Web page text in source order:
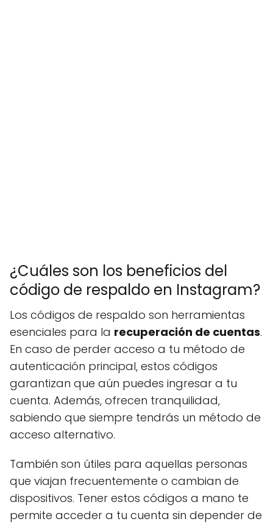
¿Cuáles son los beneficios del
código de respaldo en Instagram?
Los códigos de respaldo son herramientas
esenciales para la recuperación de cuentas.
En caso de perder acceso a tu método de
autenticación principal, estos códigos
garantizan que aún puedes ingresar a tu
cuenta. Además, ofrecen tranquilidad,
sabiendo que siempre tendrás un método de
acceso alternativo.
También son útiles para aquellas personas
que viajan frecuentemente o cambian de
dispositivos. Tener estos códigos a mano te
permite acceder a tu cuenta sin depender de